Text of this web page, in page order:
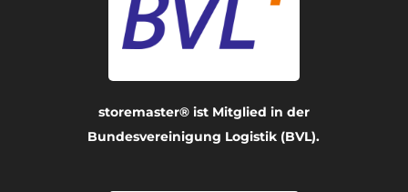
storemaster® ist Mitglied in der
Bundesvereinigung Logistik (BVL).